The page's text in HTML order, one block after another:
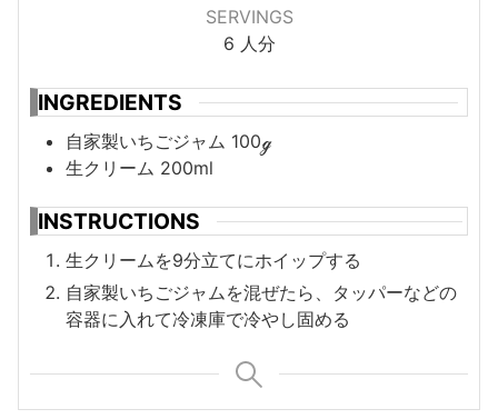
SERVINGS
6 人分
INGREDIENTS
自家製いちごジャム 100ℊ
生クリーム 200ml
INSTRUCTIONS
生クリームを9分立てにホイップする
自家製いちごジャムを混ぜたら、タッパーなどの
容器に入れて冷凍庫で冷やし固める